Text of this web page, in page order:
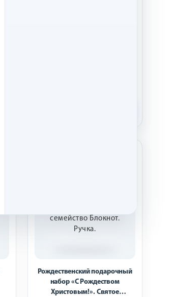
Рождественский подарочный
набор «С Рождеством
Христовым!». Святое